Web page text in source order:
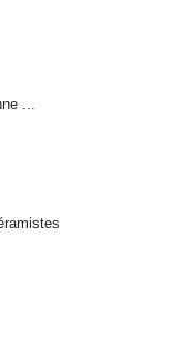
...